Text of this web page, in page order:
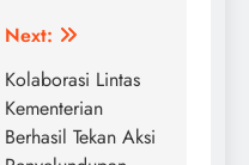
Next:
Kolaborasi Lintas
Kementerian
Berhasil Tekan Aksi